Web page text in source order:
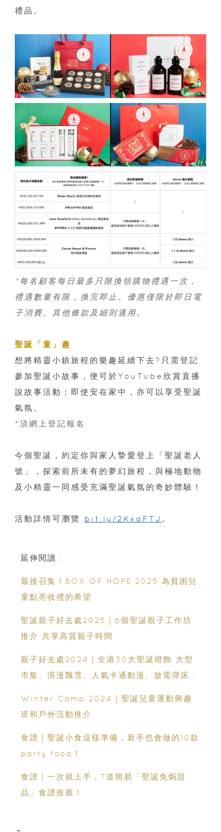
禮品。
*每名顧客每日最多只限換領購物禮遇一次，
禮遇數量有限，換完即止。優惠僅限於即日電
子消費。其他條款及細則適用。
聖誕「童」趣
想將精靈小鎮旅程的樂趣延續下去?只需登記
參加聖誕小故事，便可於YouTube欣賞直播
說故事活動；即使安在家中，亦可以享受聖誕
氣氛。
*須網上登記報名
今個聖誕，約定你與家人摯愛登上「聖誕老人
號」，探索前所未有的夢幻旅程，與極地動物
及小精靈一同感受充滿聖誕氣氛的奇妙體驗！
活動詳情可瀏覽 bit.ly/2KxaFTJ 。
延伸閱讀 :
最後召集！BOX OF HOPE 2025 為貧困兒
童點亮收禮的希望
聖誕親子好去處2025｜6個聖誕親子工作坊
推介 共享高質親子時間
親子好去處2024｜全港30大聖誕燈飾 大型
市集、浪漫飄雪、人氣卡通動漫、放電彈床好
Winter Camp 2024｜聖誕兒童運動興趣
班和戶外活動推介
食譜｜聖誕小食這樣準備，新手也會做的10款
party food！
食譜｜一次就上手，7道簡易「聖誕免焗甜
品」食譜推薦！